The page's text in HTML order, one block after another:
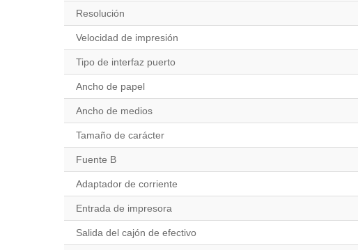
Resolución
Velocidad de impresión
Tipo de interfaz puerto
Ancho de papel
Ancho de medios
Tamaño de carácter
Fuente B
Adaptador de corriente
Entrada de impresora
Salida del cajón de efectivo